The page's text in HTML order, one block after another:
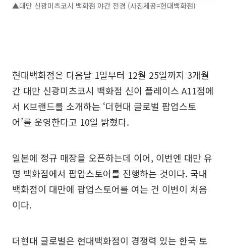
▲대만 신광미츠코시 백화점 야간 전경 (사진제공=현대백화점)
현대백화점은 다음달 1일부터 12월 25일까지 3개월
간 대만 신광미츠코시 백화점 신이 플레이스 A11점에
서 K브랜드를 소개하는 ‘더현대 글로벌 팝업스토
어’를 운영한다고 10일 밝혔다.
일본에 정규 매장을 오픈하는데 이어, 이번엔 대만 유
명 백화점에서 팝업스토어를 진행하는 것이다. 국내
백화점이 대만에 팝업스토어를 여는 건 이번이 처음
이다.
더현대 글로벌은 현대백화점이 경쟁력 있는 한국 토